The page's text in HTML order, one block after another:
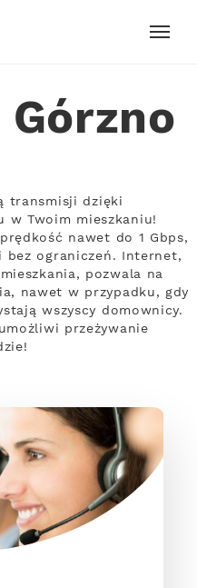
transmisji dzięki
w Twoim mieszkaniu!
nawet do 1 Gbps,
bez ograniczeń. Internet,
pozwala na
nawet w przypadku, gdy
wszyscy domownicy.
przeżywanie